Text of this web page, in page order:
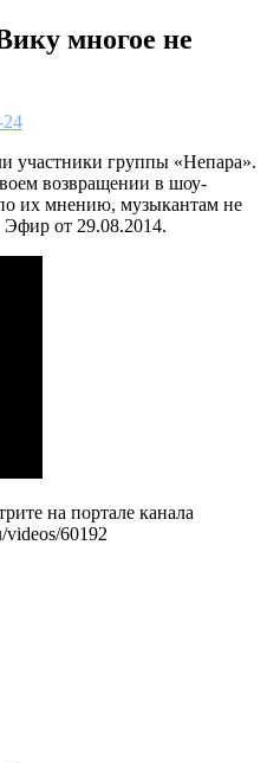
многое не
участники группы «Непара».
возвращении в шоу-
их мнению, музыкантам не
Эфир от 29.08.2014.
на портале канала
60192